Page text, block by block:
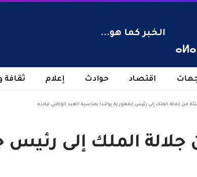
الخبر كما هو...
اقتصاد حوادث إعلام ثقافة
من جلالة الملك إلى رئيس جمهورية بولندا بمناسبة العيد الوطني لبلاده
جلالة الملك إلى رئيس